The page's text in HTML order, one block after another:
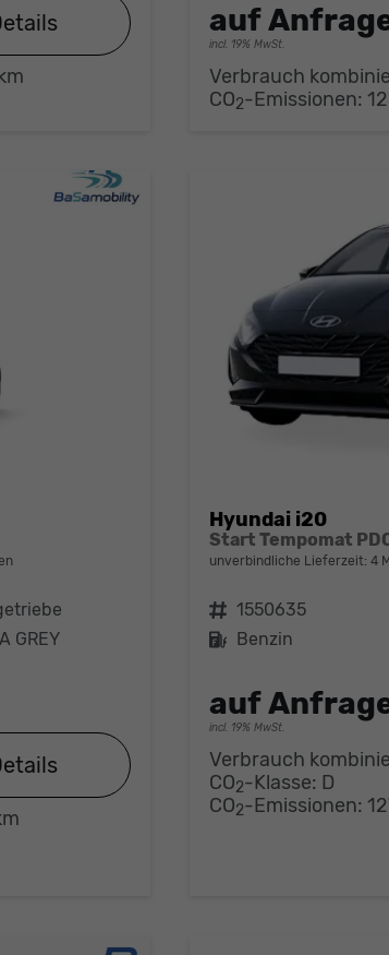
auf
incl. 19% MwSt.
Verbrauch
CO2-Emissionen:
GREY
Hyundai i20
Start Tempomat
unverbindliche Lieferzeit: 4
Fahrzeugnr. 1550635
Kraftstoff
Benzin
auf
incl. 19% MwSt.
Verbrauch
CO2-Klasse: D
CO2-Emissionen: